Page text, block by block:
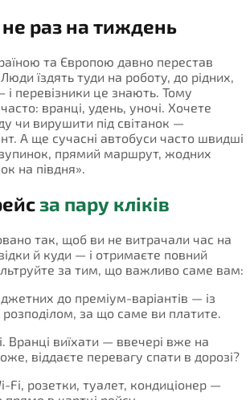
не раз на тиждень
та Європою давно перестав
їздять туди на роботу, до рідних,
перевізники це знають. Тому
вранці, удень, уночі. Хочете
чи вирушити під світанок —
А ще сучасні автобуси часто швидші
прямий маршрут, жодних
на півдня».
за пару кліків
так, щоб ви не витрачали час на
й куди — і отримаєте повний
за тим, що важливо саме вам:
до преміум-варіантів — із
за що саме ви платите.
Вранці виїхати — ввечері вже на
віддаєте перевагу спати в дорозі?
Fi, розетки, туалет, кондиціонер —